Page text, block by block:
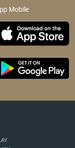
Mobile